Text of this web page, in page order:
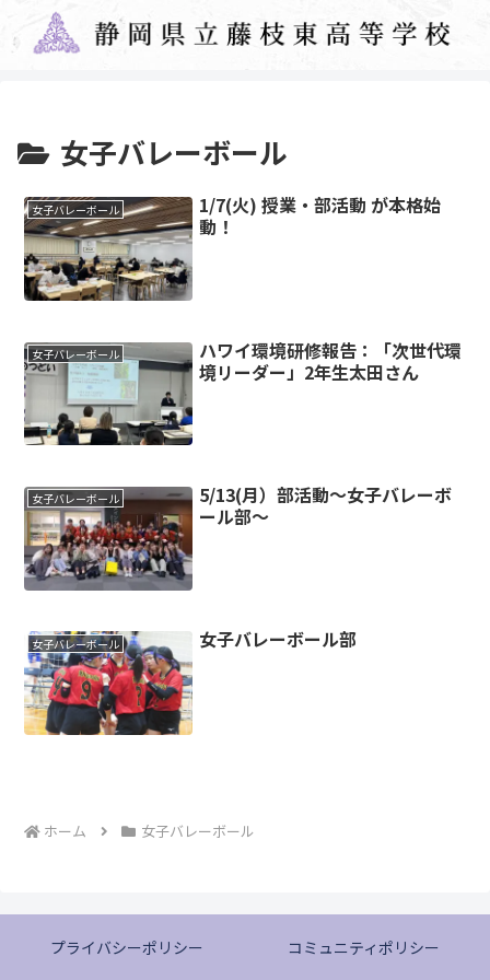
女子バレーボール
女子バレーボール
1/7(火) 授業・部活動 が本格始
動！
女子バレーボール
ハワイ環境研修報告：「次世代環
境リーダー」2年生太田さん
女子バレーボール
5/13(月）部活動～女子バレーボ
ール部～
女子バレーボール 女子バレーボール部
ホーム 女子バレーボール
プライバシーポリシー コミュニティポリシー